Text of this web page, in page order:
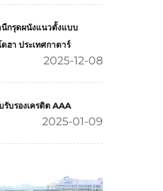
กรุดผนังแนวตั้งแบบ
ฮา ประเทศกาตาร์
2025-12-08
รับรองเครดิต AAA
2025-01-09